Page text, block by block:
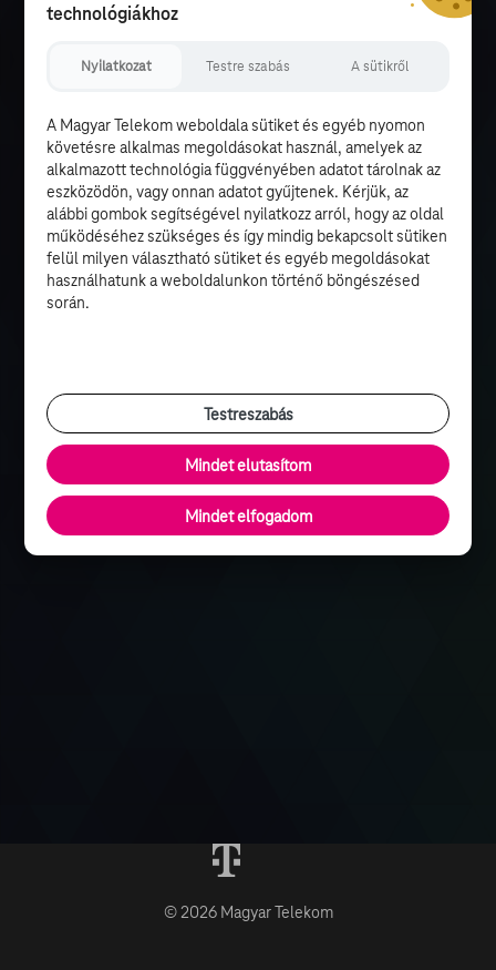
© 2026 Magyar Telekom
technológiákhoz
Nyilatkozat Testre szabás A sütikről
A Magyar Telekom weboldala sütiket és egyéb nyomon
követésre alkalmas megoldásokat használ, amelyek az
alkalmazott technológia függvényében adatot tárolnak az
eszközödön, vagy onnan adatot gyűjtenek. Kérjük, az
alábbi gombok segítségével nyilatkozz arról, hogy az oldal
működéséhez szükséges és így mindig bekapcsolt sütiken
felül milyen választható sütiket és egyéb megoldásokat
használhatunk a weboldalunkon történő böngészésed
során.
Testreszabás
Mindet elutasítom
Mindet elfogadom